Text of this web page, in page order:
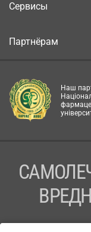
Сервисы
Партнёрам
Наш